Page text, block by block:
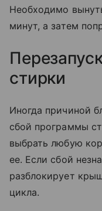
Необходимо
минут, а затем
стирки
Иногда причиной
сбой программы
выбрать любую
ее. Если сбой
разблокирует
цикла.